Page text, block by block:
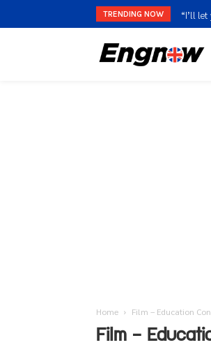
TRENDING NOW “I’ll let
Home Film – Education
Film –